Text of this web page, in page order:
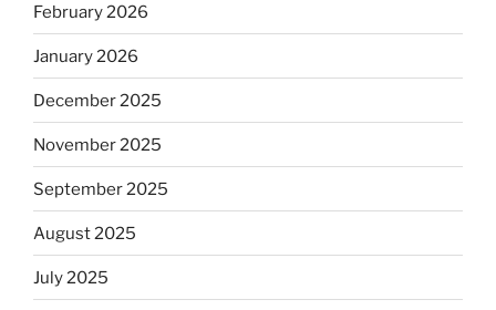
February 2026
January 2026
December 2025
November 2025
September 2025
August 2025
July 2025